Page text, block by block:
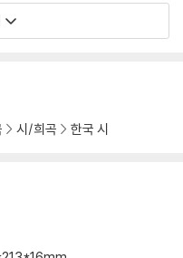
시/희곡 한국 시